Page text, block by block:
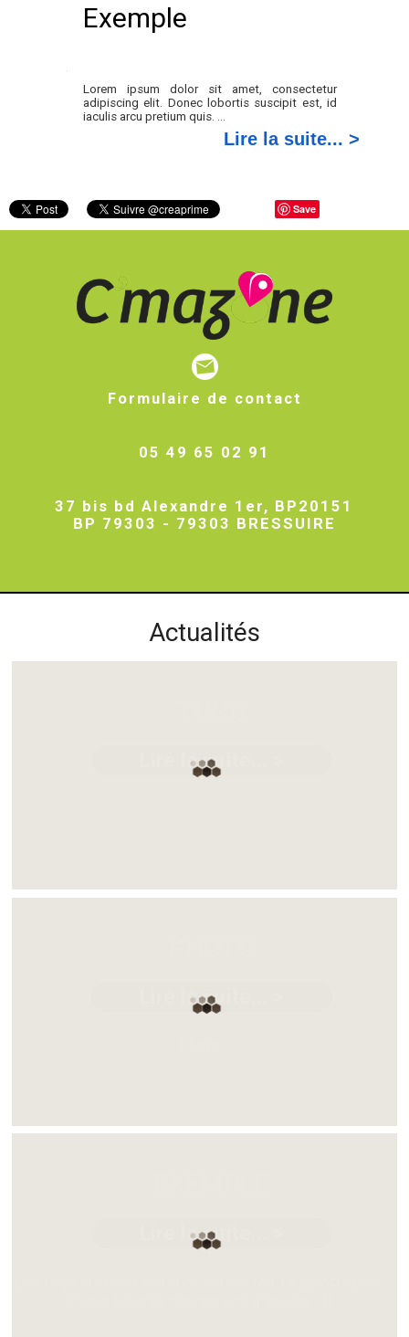
Exemple
Lorem ipsum dolor sit amet, consectetur
adipiscing elit. Donec lobortis suscipit est, id
iaculis arcu pretium quis. ...
Lire la suite... >
Save
Formulaire de contact
05 49 65 02 91
37 bis bd Alexandre 1er, BP20151
BP 79303 - 79303 BRESSUIRE
Actualités
Lire la suite... >
Lire la suite... >
Lire la suite... >